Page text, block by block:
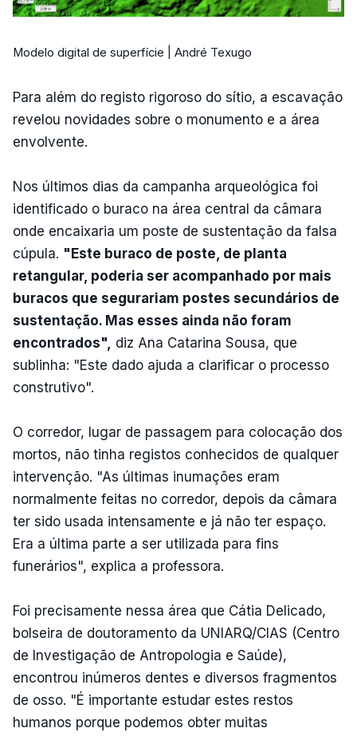
Modelo digital de superfície | André Texugo
Para além do registo rigoroso do sítio, a escavação
revelou novidades sobre o monumento e a área
envolvente.
Nos últimos dias da campanha arqueológica foi
identificado o buraco na área central da câmara
onde encaixaria um poste de sustentação da falsa
cúpula. "Este buraco de poste, de planta
retangular, poderia ser acompanhado por mais
buracos que segurariam postes secundários de
sustentação. Mas esses ainda não foram
encontrados", diz Ana Catarina Sousa, que
sublinha: "Este dado ajuda a clarificar o processo
construtivo".
O corredor, lugar de passagem para colocação dos
mortos, não tinha registos conhecidos de qualquer
intervenção. "As últimas inumações eram
normalmente feitas no corredor, depois da câmara
ter sido usada intensamente e já não ter espaço.
Era a última parte a ser utilizada para fins
funerários", explica a professora.
Foi precisamente nessa área que Cátia Delicado,
bolseira de doutoramento da UNIARQ/CIAS (Centro
de Investigação de Antropologia e Saúde),
encontrou inúmeros dentes e diversos fragmentos
de osso. "É importante estudar estes restos
humanos porque podemos obter muitas